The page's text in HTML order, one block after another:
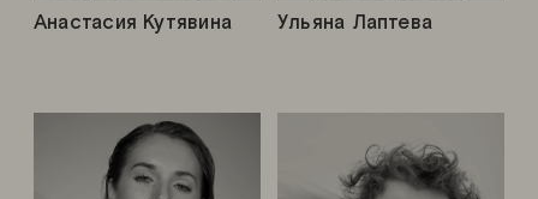
Ульяна Лаптева
Анастасия Кутявина